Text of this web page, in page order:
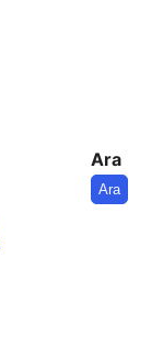
Ara
Ara